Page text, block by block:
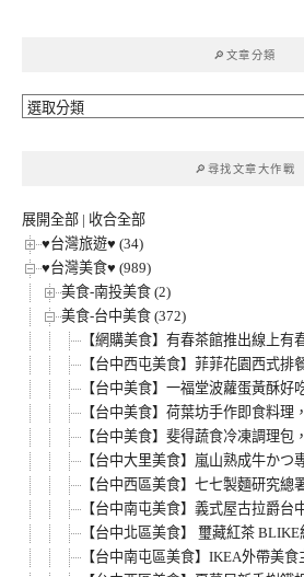
🔎文章分類
🔎
🔎尋找文章大作戰
展開全部 | 收合全部
♥台灣旅遊♥ (34)
♥台灣美食♥ (989)
美食-南投美食 (2)
美食-台中美食 (372)
【網購美食】有春茶館推出線上
【台中西屯美食】菲菲花園西式
【台中美食】一福堂波蘿蛋黃酥
【台中美食】荷葉坊手作即食料
【台中美食】斐得蔬食冷凍調理
【台中大里美食】嵐山熟成牛か
【台中西區美食】七七製麵研究
【台中南屯美食】義式屋古拉爵
【台中北區美食】 璽藏紅茶
【台中南屯區美食】IKEA外帶美